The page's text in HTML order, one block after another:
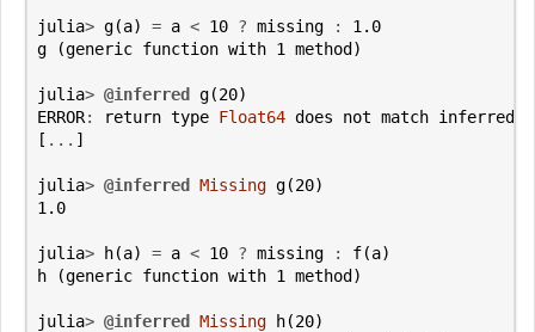
julia> g(a) = a < 10 ? missing :
1.0
g
(generic function with 1 method)
julia> @inferred g(20)
ERROR: return type Float64 does not match inferred
[ ... ]
julia> @inferred Missing g(20)
1.0
julia> h(a) = a < 10 ? missing : f(a)
h
(generic function with 1 method)
julia> @inferred Missing h(20)